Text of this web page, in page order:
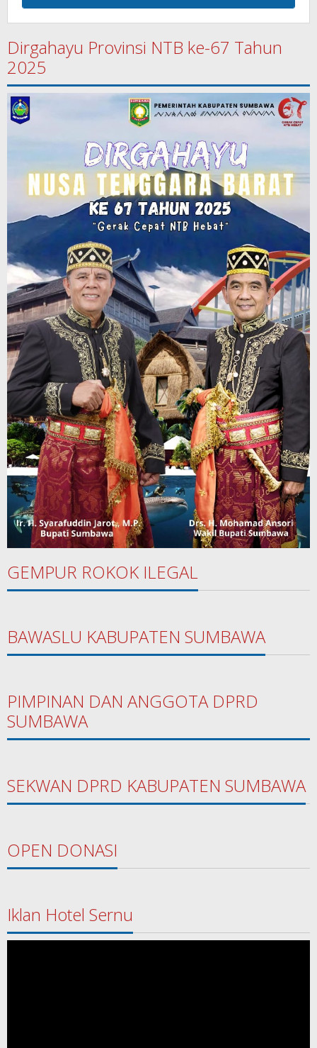
Dirgahayu Provinsi NTB ke-67 Tahun
2025
GEMPUR ROKOK ILEGAL
BAWASLU KABUPATEN SUMBAWA
PIMPINAN DAN ANGGOTA DPRD
SUMBAWA
SEKWAN DPRD KABUPATEN SUMBAWA
OPEN DONASI
Iklan Hotel Sernu